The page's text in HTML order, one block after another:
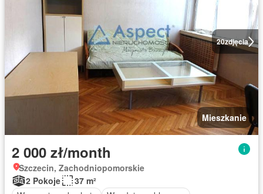
20zdjęcia
Mieszkanie
2 000 zł/month
Szczecin, Zachodniopomorskie
2 Pokoje
37 m²